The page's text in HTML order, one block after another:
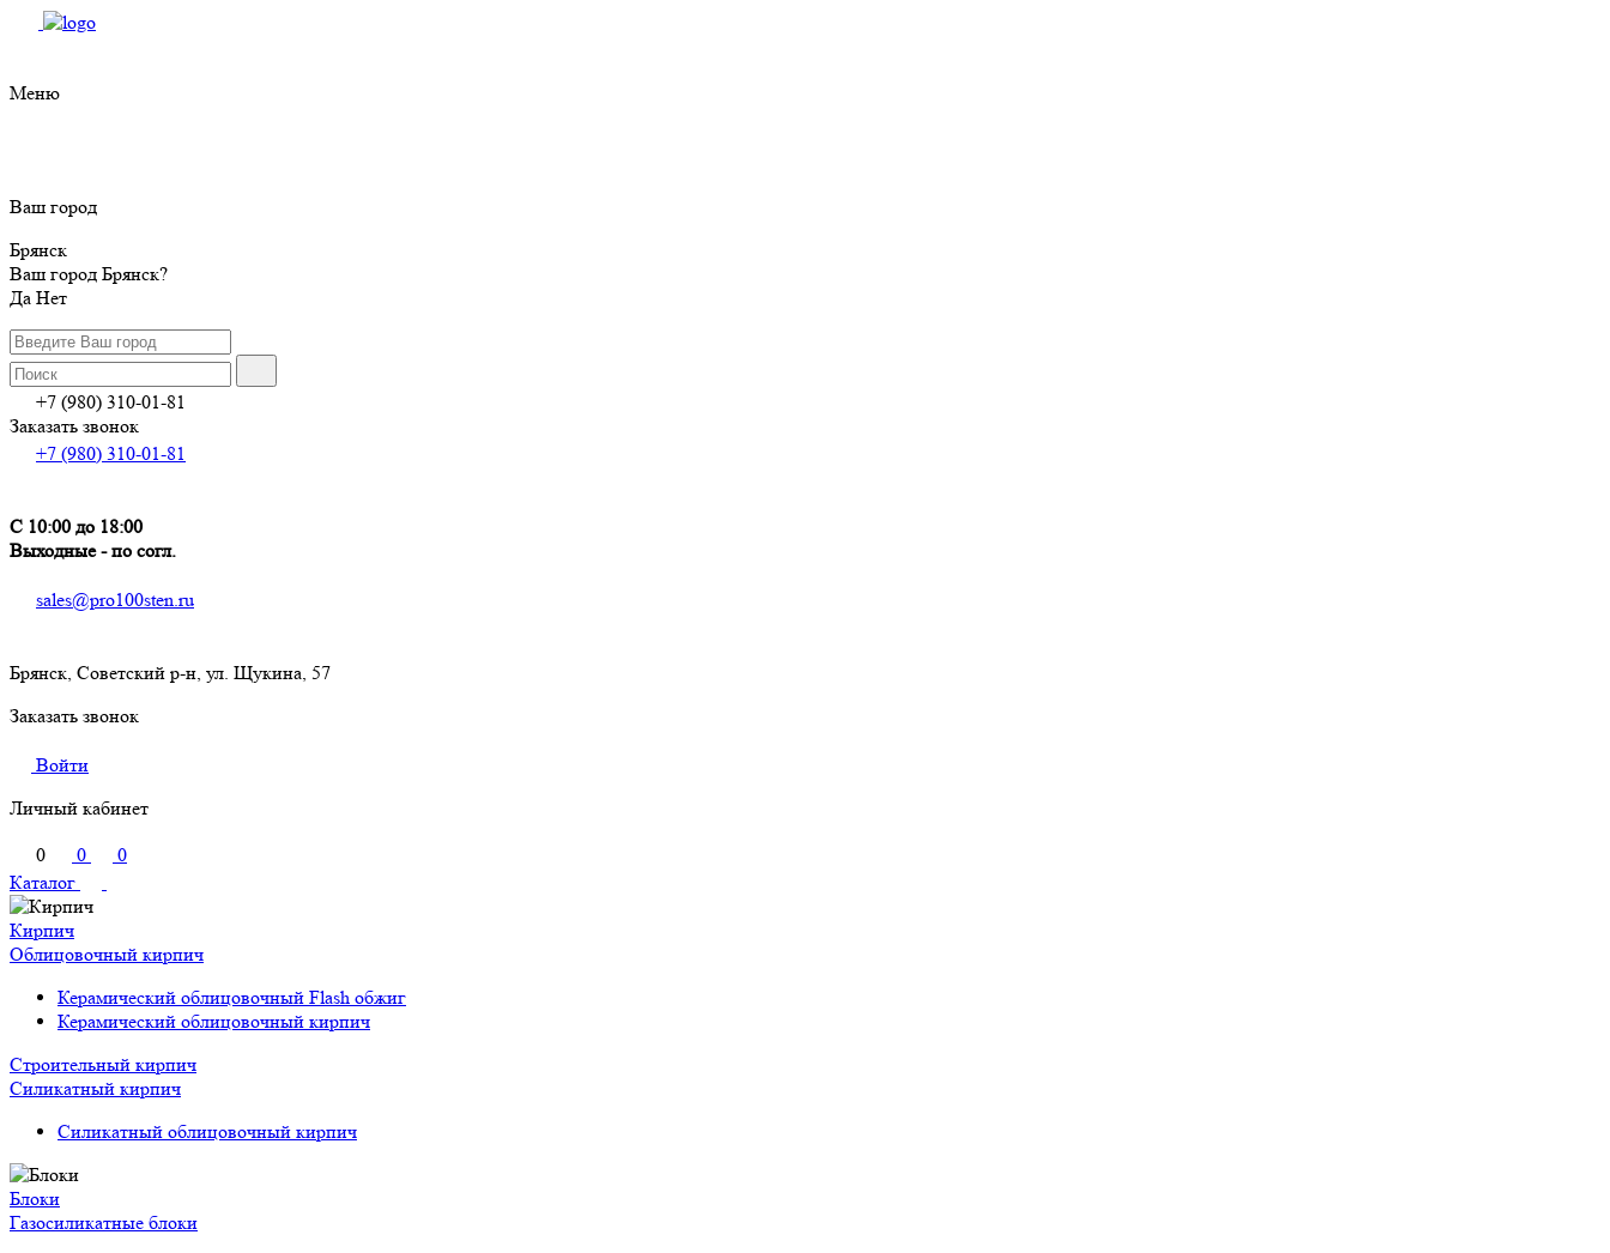
Меню
Ваш город
Брянск
Ваш город Брянск?
Да Нет
+7 (980) 310-01-81
Заказать звонок
+7 (980) 310-01-81
С 10:00 до 18:00
Выходные - по согл.
sales@pro100sten.ru
Брянск, Советский р-н, ул. Щукина, 57
Заказать звонок
Войти
Личный кабинет
0 0
0
Каталог
Кирпич
Облицовочный кирпич
Керамический облицовочный Flash обжиг
Керамический облицовочный кирпич
Строительный кирпич
Силикатный кирпич
Силикатный облицовочный кирпич
Блоки
Газосиликатные блоки